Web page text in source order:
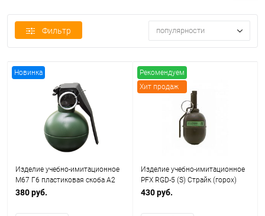
Фильтр популярности
Новинка
Изделие учебно-имитационное
М67 Г6 пластиковая скоба A2
tech (горох)
380 руб.
Рекомендуем
Хит продаж
Изделие учебно-имитационное
PFX RGD-5 (S) Страйк (горох)
430 руб.